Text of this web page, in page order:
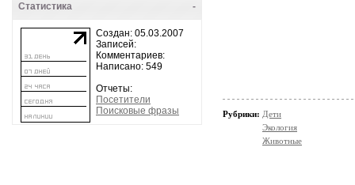
-
Статистика
Создан: 05.03.2007
Записей:
Комментариев:
Написано: 549
Отчеты:
Посетители
Поисковые фразы
Рубрики: Дети
Экология
Животные